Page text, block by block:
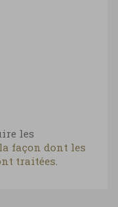
les
façon dont les
traitées.